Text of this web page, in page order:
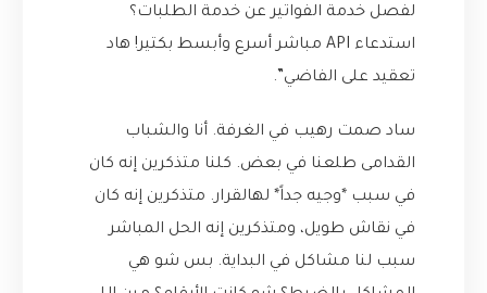
لفصل خدمة الفواتير عن خدمة الطلبات؟
استدعاء API مباشر أسرع وأبسط بكتير! هاد
تعقيد على الفاضي”.
ساد صمت رهيب في الغرفة. أنا والشباب
القدامى طلعنا في بعض. كلنا متذكرين إنه كان
في سبب *وجيه جداً* لهالقرار. متذكرين إنه كان
في نقاش طويل، ومتذكرين إنه الحل المباشر
سبب لنا مشاكل في البداية. بس شو هي